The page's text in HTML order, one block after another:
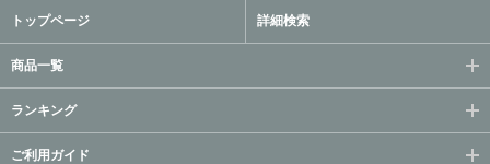
トップページ 詳細検索
商品一覧
ランキング
ご利用ガイド